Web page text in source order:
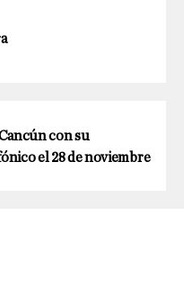
con su
el 28 de noviembre